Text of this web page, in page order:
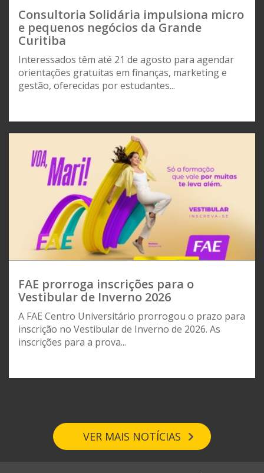
Consultoria Solidária impulsiona micro
e pequenos negócios da Grande
Curitiba
Interessados têm até 21 de agosto para agendar
orientações gratuitas em finanças, marketing e
gestão, oferecidas por estudantes...
FAE prorroga inscrições para o
Vestibular de Inverno 2026
A FAE Centro Universitário prorrogou o prazo para
inscrição no Vestibular de Inverno de 2026. As
inscrições para a prova...
VER MAIS NOTÍCIAS